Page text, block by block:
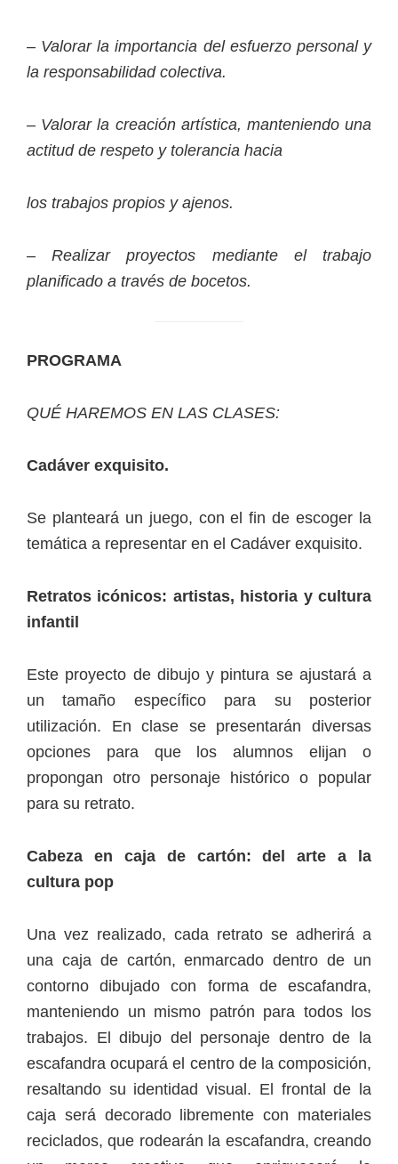
– Valorar la importancia del esfuerzo personal y
la responsabilidad colectiva.
– Valorar la creación artística, manteniendo una
actitud de respeto y tolerancia hacia
los trabajos propios y ajenos.
– Realizar proyectos mediante el trabajo
planificado a través de bocetos.
PROGRAMA
QUÉ HAREMOS EN LAS CLASES:
Cadáver exquisito.
Se planteará un juego, con el fin de escoger la
temática a representar en el Cadáver exquisito.
Retratos icónicos: artistas, historia y cultura
infantil
Este proyecto de dibujo y pintura se ajustará a
un tamaño específico para su posterior
utilización. En clase se presentarán diversas
opciones para que los alumnos elijan o
propongan otro personaje histórico o popular
para su retrato.
Cabeza en caja de cartón: del arte a la
cultura pop
Una vez realizado, cada retrato se adherirá a
una caja de cartón, enmarcado dentro de un
contorno dibujado con forma de escafandra,
manteniendo un mismo patrón para todos los
trabajos. El dibujo del personaje dentro de la
escafandra ocupará el centro de la composición,
resaltando su identidad visual. El frontal de la
caja será decorado libremente con materiales
reciclados, que rodearán la escafandra, creando